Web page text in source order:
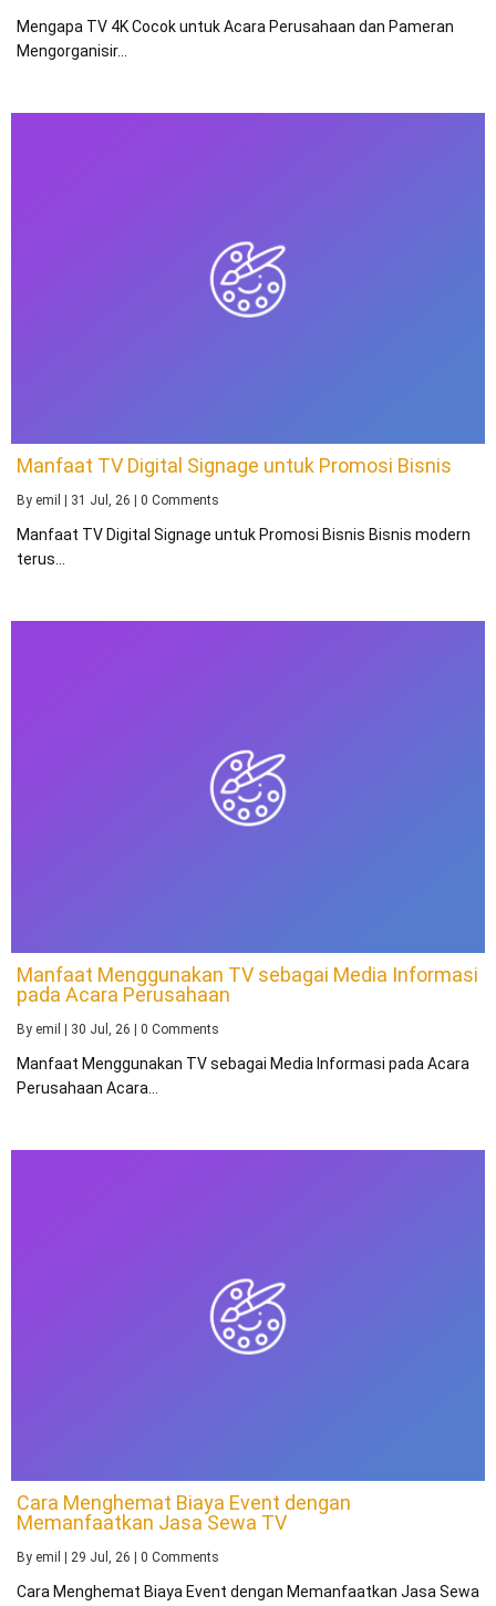
Mengapa TV 4K Cocok untuk Acara Perusahaan dan Pameran
Mengorganisir…
Manfaat TV Digital Signage untuk Promosi Bisnis
By emil 31 Jul, 26 0 Comments
Manfaat TV Digital Signage untuk Promosi Bisnis Bisnis modern
terus…
Manfaat Menggunakan TV sebagai Media Informasi
pada Acara Perusahaan
By emil | 30 Jul, 26 | 0 Comments
Manfaat Menggunakan TV sebagai Media Informasi pada Acara
Perusahaan Acara…
Cara Menghemat Biaya Event dengan
Memanfaatkan Jasa Sewa TV
By emil 29 Jul, 26 0 Comments
Cara Menghemat Biaya Event dengan Memanfaatkan Jasa Sewa